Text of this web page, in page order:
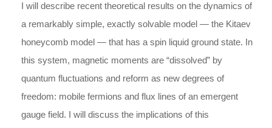
I will describe recent theoretical results on the dynamics of
a remarkably simple, exactly solvable model ― the Kitaev
honeycomb model ― that has a spin liquid ground state. In
this system, magnetic moments are “dissolved” by
quantum fluctuations and reform as new degrees of
freedom: mobile fermions and flux lines of an emergent
gauge field. I will discuss the implications of this